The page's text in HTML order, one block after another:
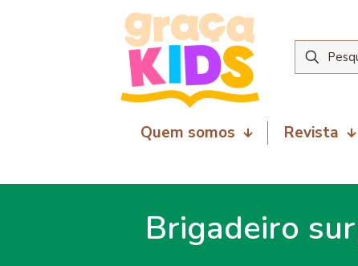
Quem somos Revista
Brigadeiro